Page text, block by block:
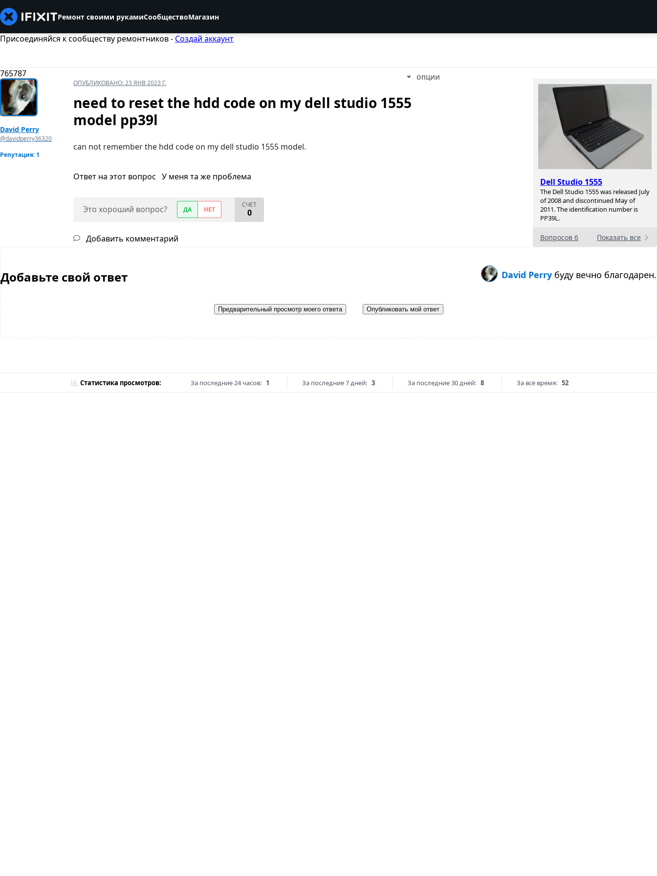
Ремонт своими рукамиСообществоМагазин
Присоединяйся к сообществу ремонтников - Создай аккаунт
765787
Dell Studio 1555
The Dell Studio 1555 was released July
of 2008 and discontinued May of
2011. The identification number is
PP39L.
Вопросов 6 Показать все
David Perry
@davidperry36320
Репутация: 1
ОПУБЛИКОВАНО:23 ЯНВ 2023 Г.
ОПЦИИ
need to reset the hdd code on my dell studio 1555
model pp39l
can not remember the hdd code on my dell studio 1555 model.
Ответ на этот вопрос У меня та же проблема
Это хороший вопрос? ДА НЕТ
СЧЕТ
0
Добавить комментарий
Добавьте свой ответ David Perry буду вечно благодарен.
Предварительный просмотр моего ответа Опубликовать мой ответ
Статистика просмотров: За последние 24 часов: 1 За последние 7 дней: 3 За последние 30 дней: 8 За всё время: 52